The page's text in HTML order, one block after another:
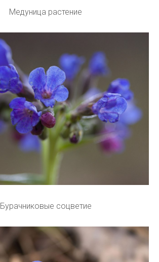
Медуница растение
Бурачниковые соцветие